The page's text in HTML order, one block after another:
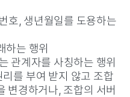
호, 생년월일를 도용하는
하는 행위
관계자를 사칭하는 행위
를 부여 받지 않고 조합
변경하거나, 조합의 서버